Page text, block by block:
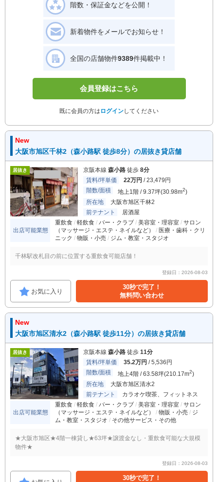
階数・保証金などを公開！
新着物件をメールでお知らせ！
全国の店舗物件9389件掲載中！
会員登録はこちら
既に会員の方は ログインしてください
New
大阪市旭区千林2（森小路駅 徒歩8分）の居抜き貸店舗
居抜き 京阪本線 森小路 徒歩 8分
賃料/坪単価
22万円 / 23,479円
階数/面積
地上1階 / 9.37坪(30.98m2)
所在地
大阪市旭区千林2
前テナント
居酒屋
出店可能業態
重飲食 軽飲食 バー・クラブ 美容室・理容室
サロン
（マッサージ・エステ・ネイルなど）
医療・歯科・クリ
ニック
物販・小売 ジム・教室・スタジオ
千林駅改札目の前に位置する重飲食可能店舗！
登録日：2026-08-03
お気に入り
30秒で完了！
無料問い合わせ
New
大阪市旭区清水2（森小路駅 徒歩11分）の居抜き貸店舗
居抜き 京阪本線 森小路 徒歩 11分
賃料/坪単価
35.2万円 / 5,536円
階数/面積
地上4階 / 63.58坪(210.17m2)
所在地
大阪市旭区清水2
前テナント
カラオケ喫茶、フィットネス
出店可能業態
重飲食 軽飲食 バー・クラブ 美容室・理容室
サロン
（マッサージ・エステ・ネイルなど）
物販・小売
ジ
ム・教室・スタジオ
その他サービス・その他
★大阪市旭区★4階一棟貸し★63坪★譲渡金なし・重飲食可能な大規模
物件★
登録日：2026-08-03
30秒で完了！